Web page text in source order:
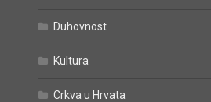
Duhovnost
Kultura
Crkva u Hrvata